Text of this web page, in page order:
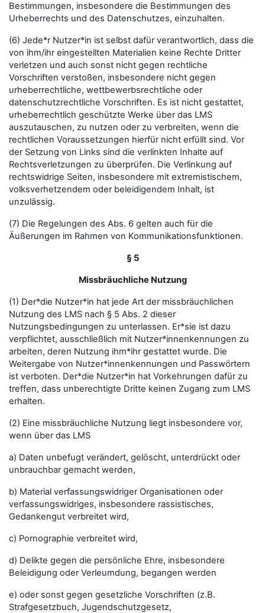
Bestimmungen, insbesondere die Bestimmungen des
Urheberrechts und des Datenschutzes, einzuhalten.
(6) Jede*r Nutzer*in ist selbst dafür verantwortlich, dass die
von ihm/ihr eingestellten Materialien keine Rechte Dritter
verletzen und auch sonst nicht gegen rechtliche
Vorschriften verstoßen, insbesondere nicht gegen
urheberrechtliche, wettbewerbsrechtliche oder
datenschutzrechtliche Vorschriften. Es ist nicht gestattet,
urheberrechtlich geschützte Werke über das LMS
auszutauschen, zu nutzen oder zu verbreiten, wenn die
rechtlichen Voraussetzungen hierfür nicht erfüllt sind. Vor
der Setzung von Links sind die verlinkten Inhalte auf
Rechtsverletzungen zu überprüfen. Die Verlinkung auf
rechtswidrige Seiten, insbesondere mit extremistischem,
volksverhetzendem oder beleidigendem Inhalt, ist
unzulässig.
(7) Die Regelungen des Abs. 6 gelten auch für die
Äußerungen im Rahmen von Kommunikationsfunktionen.
§ 5
Missbräuchliche Nutzung
(1) Der*die Nutzer*in hat jede Art der missbräuchlichen
Nutzung des LMS nach § 5 Abs. 2 dieser
Nutzungsbedingungen zu unterlassen. Er*sie ist dazu
verpflichtet, ausschließlich mit Nutzer*innenkennungen zu
arbeiten, deren Nutzung ihm*ihr gestattet wurde. Die
Weitergabe von Nutzer*innenkennungen und Passwörtern
ist verboten. Der*die Nutzer*in hat Vorkehrungen dafür zu
treffen, dass unberechtigte Dritte keinen Zugang zum LMS
erhalten.
(2) Eine missbräuchliche Nutzung liegt insbesondere vor,
wenn über das LMS
a) Daten unbefugt verändert, gelöscht, unterdrückt oder
unbrauchbar gemacht werden,
b) Material verfassungswidriger Organisationen oder
verfassungswidriges, insbesondere rassistisches,
Gedankengut verbreitet wird,
c) Pornographie verbreitet wird,
d) Delikte gegen die persönliche Ehre, insbesondere
Beleidigung oder Verleumdung, begangen werden
e) oder sonst gegen gesetzliche Vorschriften (z.B.
Strafgesetzbuch, Jugendschutzgesetz,